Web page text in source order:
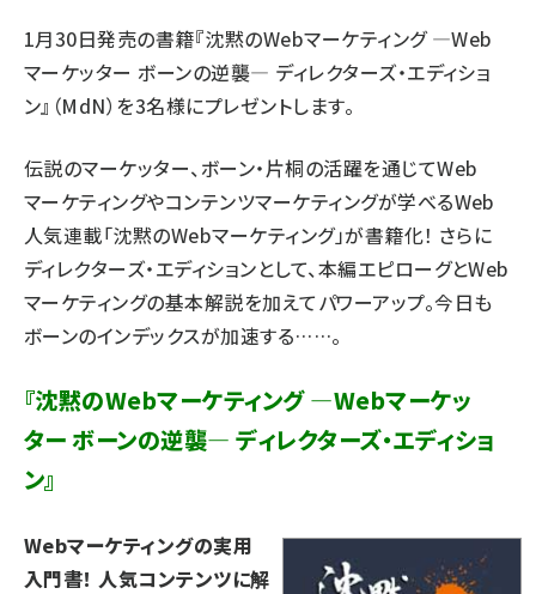
1月30日発売の書籍『沈黙のWebマーケティング ―Web
マーケッター ボーンの逆襲― ディレクターズ・エディショ
ン』（MdN）を3名様にプレゼントします。
伝説のマーケッター、ボーン・片桐の活躍を通じてWeb
マーケティングやコンテンツマーケティングが学べるWeb
人気連載「沈黙のWebマーケティング」が書籍化！ さらに
ディレクターズ・エディションとして、本編エピローグとWeb
マーケティングの基本解説を加えてパワーアップ。今日も
ボーンのインデックスが加速する……。
『沈黙のWebマーケティング ―Webマーケッ
ター ボーンの逆襲― ディレクターズ・エディショ
ン』
Webマーケティングの実用
入門書！ 人気コンテンツに解